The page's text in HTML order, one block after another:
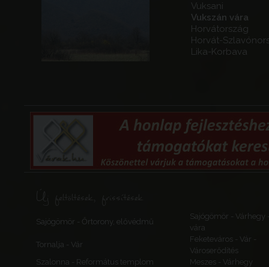
Vuksani
Vukszán vára
Horvátország
Horvát-
Lika-Korbava
Új feltöltések, frissítések
Sajógömör - Őrtorony, elővédmű
Sajógömör - Várhegy
vára
Tornalja - Vár
Feketeváros - Vár -
Városerődítés
Szalonna - Református templom
Meszes - Várhegy